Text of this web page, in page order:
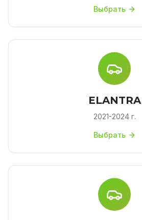
Выбрать
ELANTRA
2021-2024 г.
Выбрать